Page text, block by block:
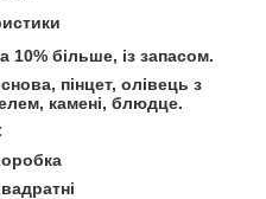
10% більше, із запасом.
пінцет, олівець з
камені, блюдце.